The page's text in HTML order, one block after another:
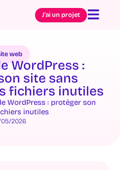
J’ai un projet
web
WordPress :
site sans
fichiers inutiles
WordPress : protéger son
inutiles
05/2026